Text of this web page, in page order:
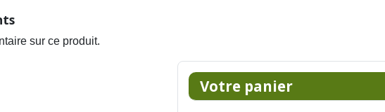
sur ce produit.
Votre panier